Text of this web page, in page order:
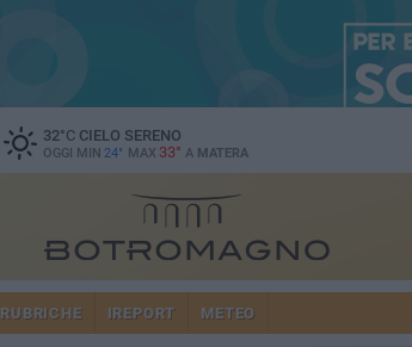
32°CCIELO SERENO
OGGI MIN 24° MAX 33° A MATERA
RUBRICHE IREPORT METEO